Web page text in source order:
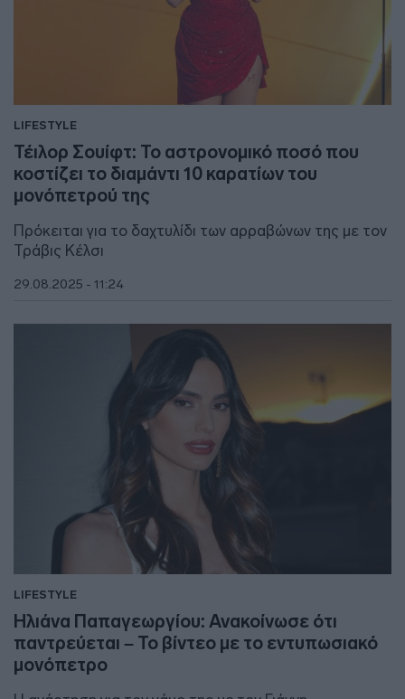
LIFESTYLE
Τέιλορ Σουίφτ: Το αστρονομικό ποσό που
κοστίζει το διαμάντι 10 καρατίων του
μονόπετρού της
Πρόκειται για το δαχτυλίδι των αρραβώνων της με τον
Τράβις Κέλσι
29.08.2025 - 11:24
LIFESTYLE
Ηλιάνα Παπαγεωργίου: Ανακοίνωσε ότι
παντρεύεται – Το βίντεο με το εντυπωσιακό
μονόπετρο